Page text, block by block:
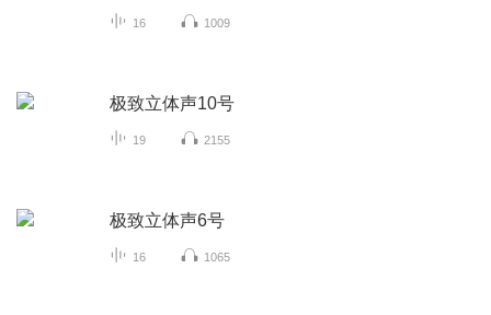
16 1009
极致立体声10号
19 2155
极致立体声6号
16 1065